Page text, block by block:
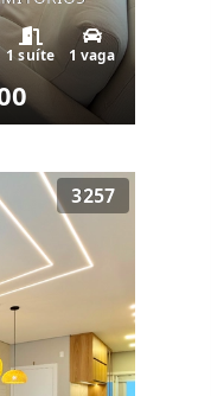
1 suíte 1 vaga
3257